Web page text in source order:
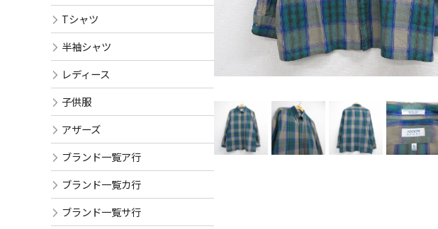
Tシャツ
半袖シャツ
レディース
子供服
アザーズ
ブランド一覧ア行
ブランド一覧カ行
ブランド一覧サ行